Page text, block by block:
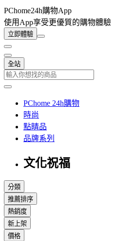
PChome24h購物App
使用App享受更優質的購物體驗
立即體驗
全站
PChome 24h購物
時尚
點睛品
品牌系列
文化祝福
分類
推薦排序
熱銷度
新上架
價格